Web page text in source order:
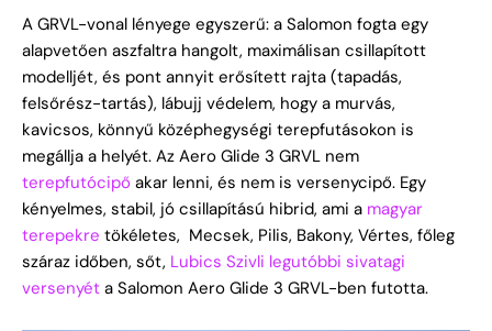
A GRVL-vonal lényege egyszerű: a Salomon fogta egy
alapvetően aszfaltra hangolt, maximálisan csillapított
modelljét, és pont annyit erősített rajta (tapadás,
felsőrész-tartás), lábujj védelem, hogy a murvás,
kavicsos, könnyű középhegységi terepfutásokon is
megállja a helyét. Az Aero Glide 3 GRVL nem
terepfutócipő akar lenni, és nem is versenycipő. Egy
kényelmes, stabil, jó csillapítású hibrid, ami a magyar
terepekre tökéletes, Mecsek, Pilis, Bakony, Vértes, főleg
száraz időben, sőt, Lubics Szivli legutóbbi sivatagi
versenyét a Salomon Aero Glide 3 GRVL-ben futotta.